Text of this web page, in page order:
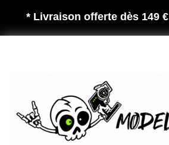
* Livraison offerte dès 149 €